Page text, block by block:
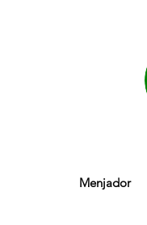
Menjador